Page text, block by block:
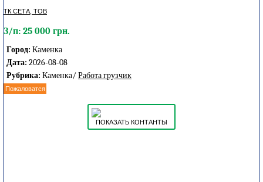
ТК СЕТА, ТОВ
З/п: 25 000 грн.
Город: Каменка
Дата: 2026-08-08
Рубрика: Каменка/ Работа грузчик
Пожаловатся
ПОКАЗАТЬ КОНТАНТЫ